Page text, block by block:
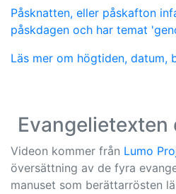
Påsknatten, eller påskafton
påskdagen och har temat
Läs mer om högtiden, datum,
Videon kommer från Lumo
översättning av de fyra
manuset som berättarrösten